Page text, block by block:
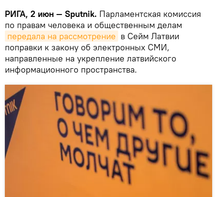
РИГА, 2 июн — Sputnik. Парламентская комиссия
по правам человека и общественным делам
передала на рассмотрение в Сейм Латвии
поправки к закону об электронных СМИ,
направленные на укрепление латвийского
информационного пространства.